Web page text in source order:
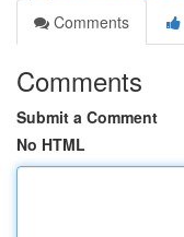
Comments
Comments
Submit a Comment
No HTML